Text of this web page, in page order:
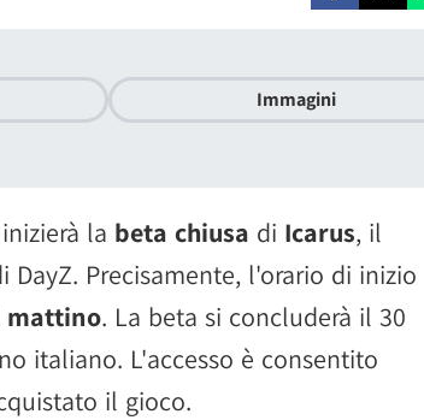
Immagini
la beta chiusa di Icarus, il
Precisamente, l'orario di inizio
mattino. La beta si concluderà il 30
italiano. L'accesso è consentito
il gioco.